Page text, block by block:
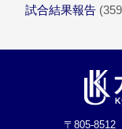
試合結果報告
〒805-8512